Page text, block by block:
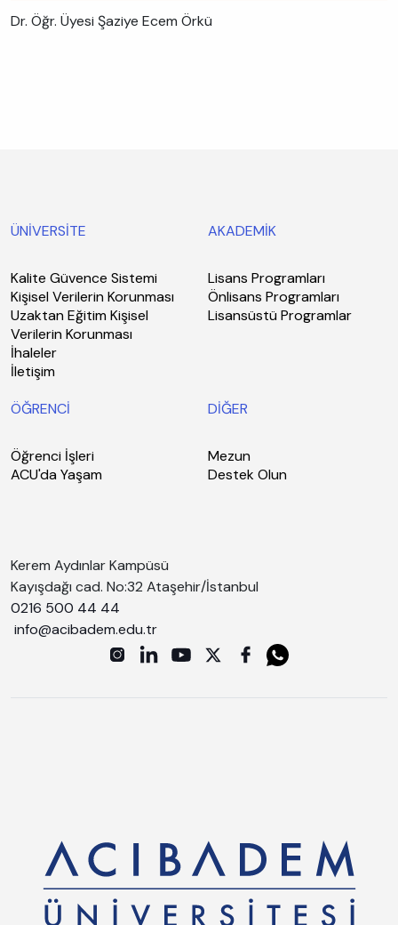
Dr. Öğr. Üyesi Şaziye Ecem Örkü
ÜNİVERSİTE
Kalite Güvence Sistemi
Kişisel Verilerin Korunması
Uzaktan Eğitim Kişisel
Verilerin Korunması
İhaleler
İletişim
AKADEMİK
Lisans Programları
Önlisans Programları
Lisansüstü Programlar
ÖĞRENCİ
Öğrenci İşleri
ACU'da Yaşam
DİĞER
Mezun
Destek Olun
Kerem Aydınlar Kampüsü
Kayışdağı cad. No:32 Ataşehir/İstanbul
0216 500 44 44
info@acibadem.edu.tr